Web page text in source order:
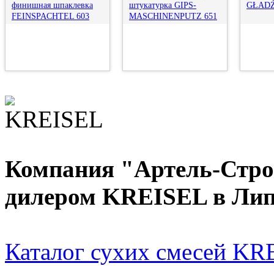
финишная шпаклевка
FEINSPACHTEL 603
штукатурка GIPS-
MASCHINENPUTZ 651
Компания "Артель-
дилером KREISEL в
Каталог сухих смесей